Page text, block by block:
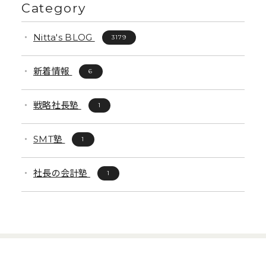
Category
Nitta's BLOG 3179
新着情報 6
戦略社長塾 1
SMT塾 1
社長の会計塾 1